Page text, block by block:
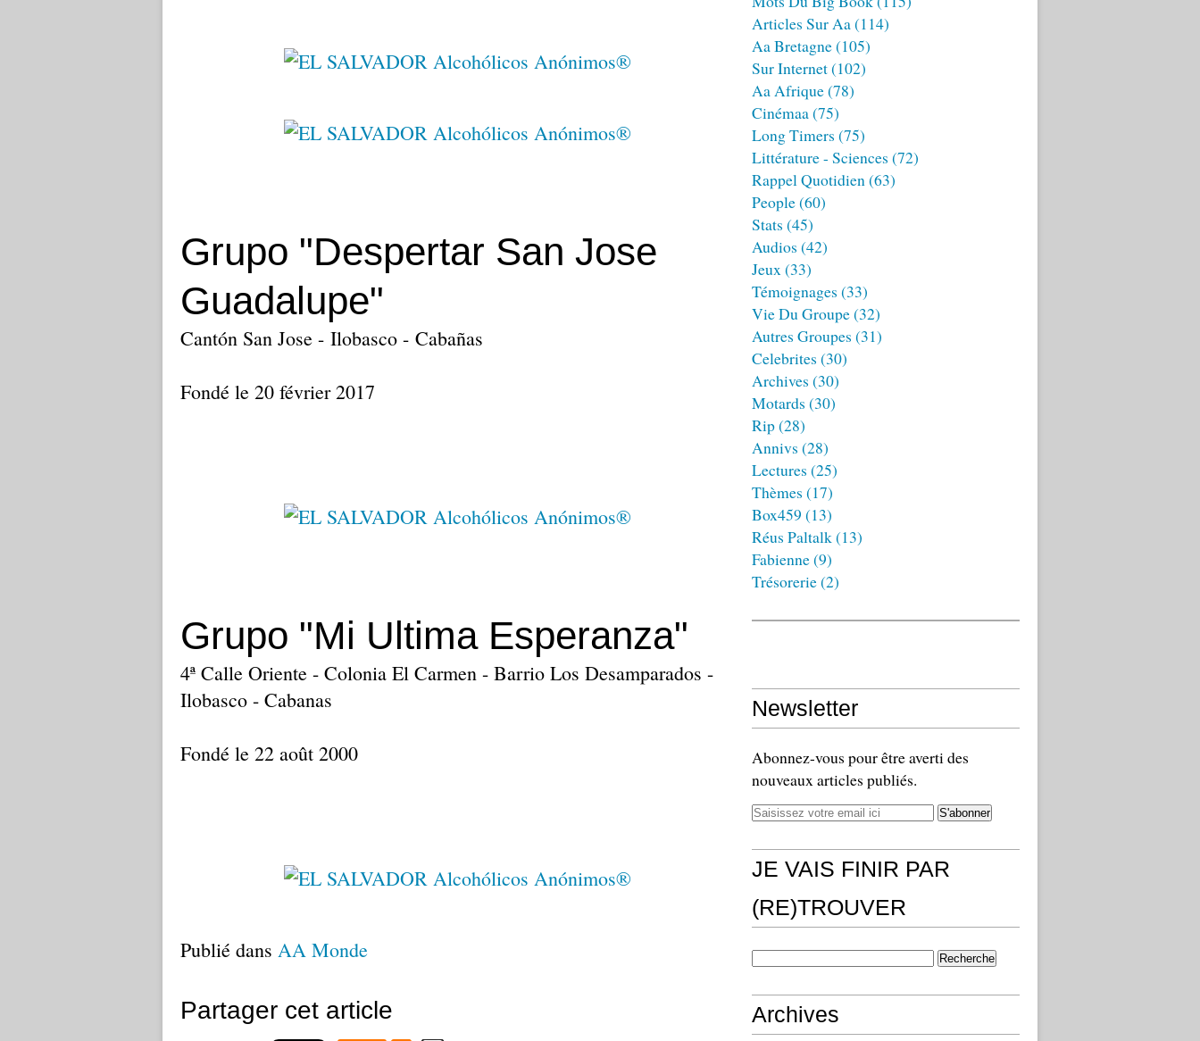
Grupo "Despertar San Jose
Guadalupe"
Cantón San Jose - Ilobasco - Cabañas
Fondé le 20 février 2017
Grupo "Mi Ultima Esperanza"
4ª Calle Oriente - Colonia El Carmen - Barrio Los Desamparados -
Ilobasco - Cabanas
Fondé le 22 août 2000
Publié dans AA Monde
Partager cet article
Articles Sur Aa(114)
Aa Bretagne(105)
Sur Internet(102)
Aa Afrique(78)
Cinémaa(75)
Long Timers (75)
Littérature - Sciences (72)
Rappel Quotidien(63)
People(60)
Stats (45)
Audios (42)
Jeux(33)
Témoignages (33)
Vie Du Groupe(32)
Autres Groupes (31)
Celebrites (30)
Archives (30)
Motards (30)
Rip(28)
Annivs (28)
Lectures (25)
Thèmes (17)
Box459 (13)
Réus Paltalk(13)
Fabienne(9)
Trésorerie(2)
Newsletter
Abonnez-vous pour être averti des
nouveaux articles publiés.
JE VAIS FINIR PAR
(RE)TROUVER
Archives